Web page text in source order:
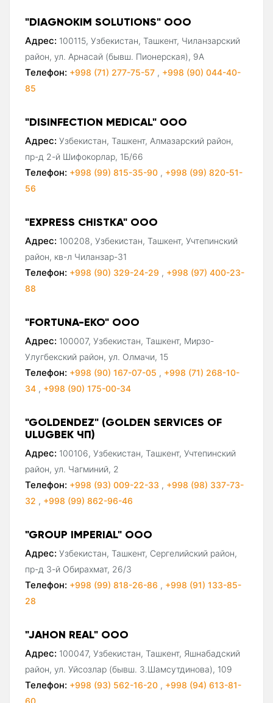
"DIAGNOKIM SOLUTIONS" ООО
Адрес: 100115, Узбекистан, Ташкент, Чиланзарский
район, ул. Арнасай (бывш. Пионерская), 9А
Телефон: +998 (71) 277-75-57 , +998 (90) 044-40-
85
"DISINFECTION MEDICAL" ООО
Адрес: Узбекистан, Ташкент, Алмазарский район,
пр-д 2-й Шифокорлар, 1Б/66
Телефон: +998 (99) 815-35-90 , +998 (99) 820-51-
56
"EXPRESS CHISTKA" ООО
Адрес: 100208, Узбекистан, Ташкент, Учтепинский
район, кв-л Чиланзар-31
Телефон: +998 (90) 329-24-29 , +998 (97) 400-23-
88
"FORTUNA-EKO" ООО
Адрес: 100007, Узбекистан, Ташкент, Мирзо-
Улугбекский район, ул. Олмачи, 15
Телефон: +998 (90) 167-07-05 , +998 (71) 268-10-
34 , +998 (90) 175-00-34
"GOLDENDEZ" (GOLDEN SERVICES OF
ULUGBEK ЧП)
Адрес: 100106, Узбекистан, Ташкент, Учтепинский
район, ул. Чагминий, 2
Телефон: +998 (93) 009-22-33 , +998 (98) 337-73-
32 , +998 (99) 862-96-46
"GROUP IMPERIAL" ООО
Адрес: Узбекистан, Ташкент, Сергелийский район,
пр-д 3-й Обирахмат, 26/3
Телефон: +998 (99) 818-26-86 , +998 (91) 133-85-
28
"JAHON REAL" ООО
Адрес: 100047, Узбекистан, Ташкент, Яшнабадский
район, ул. Уйсозлар (бывш. З.Шамсутдинова), 109
Телефон: +998 (93) 562-16-20 , +998 (94) 613-81-
60